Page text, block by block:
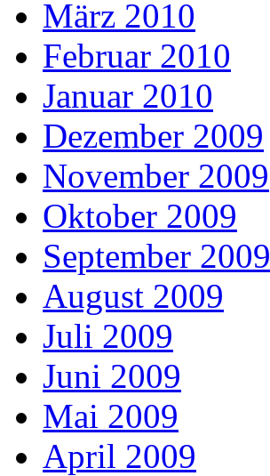
März 2010
Februar 2010
Januar 2010
Dezember 2009
November 2009
Oktober 2009
September 2009
August 2009
Juli 2009
Juni 2009
Mai 2009
April 2009